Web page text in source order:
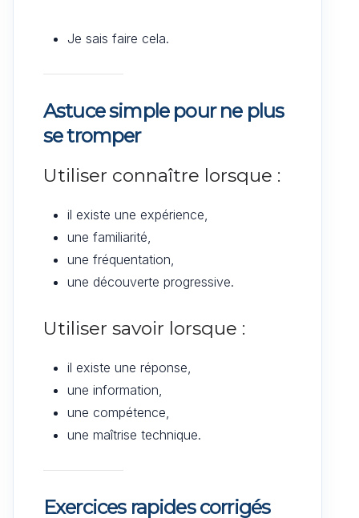
Je sais faire cela.
Astuce simple pour ne plus
se tromper
Utiliser connaître lorsque :
il existe une expérience,
une familiarité,
une fréquentation,
une découverte progressive.
Utiliser savoir lorsque :
il existe une réponse,
une information,
une compétence,
une maîtrise technique.
Exercices rapides corrigés